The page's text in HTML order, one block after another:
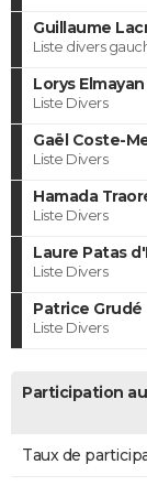
Guillaume
Liste divers
Lorys Elmayan
Liste Divers
Gaël Coste-
Liste Divers
Hamada
Liste Divers
Laure Patas
Liste Divers
Patrice Grudé
Liste Divers
Participation
Taux de